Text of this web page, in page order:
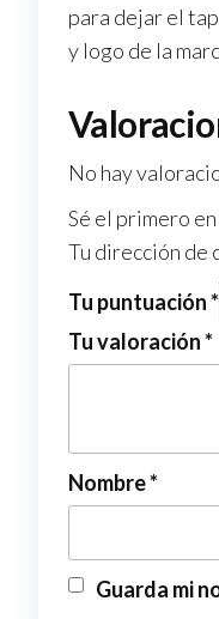
para dejar el
y logo de la
No hay
Sé el primero
Tu dirección de
Tu puntuación*
Tu valoración*
Nombre*
Guarda mi